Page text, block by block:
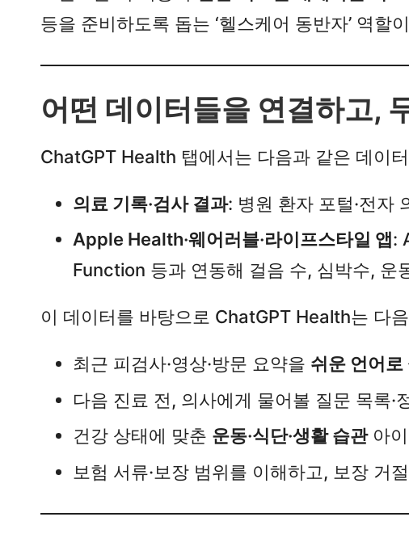
등을 준비하도록 돕는 ‘헬스케어 동반자’ 역할
어떤 데이터들을 연결하고,
ChatGPT Health 탭에서는 다음과 같은 데이
의료 기록·검사 결과: 병원 환자 포털·전자
Apple Health·웨어러블·라이프스타일 앱:
Function 등과 연동해 걸음 수, 심박수, 운
이 데이터를 바탕으로 ChatGPT Health는 다
최근 피검사·영상·방문 요약을 쉬운 언어로
다음 진료 전, 의사에게 물어볼 질문 목록·
건강 상태에 맞춘 운동·식단·생활 습관아
보험 서류·보장 범위를 이해하고, 보장 거